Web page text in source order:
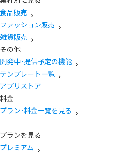
食品販売
ファッション販売
雑貨販売
その他
開発中・提供予定の機能
テンプレート一覧
アプリストア
料金
プラン・料金一覧を見る
プランを見る
プレミアム